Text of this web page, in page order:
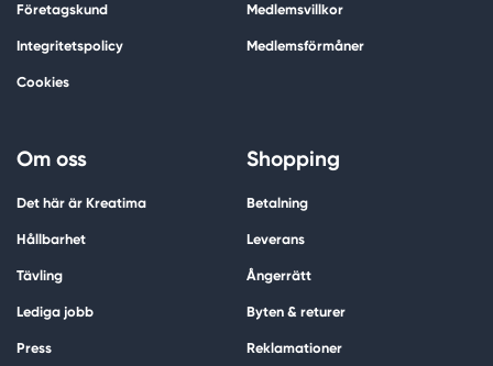
Företagskund
Integritetspolicy
Cookies
Medlemsvillkor
Medlemsförmåner
Om oss
Det här är Kreatima
Hållbarhet
Tävling
Lediga jobb
Press
Shopping
Betalning
Leverans
Ångerrätt
Byten & returer
Reklamationer